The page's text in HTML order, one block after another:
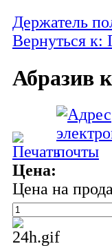
Держатель
Вернуться к:
Абразив
Цена:
Цена на